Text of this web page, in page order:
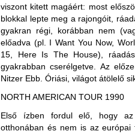
viszont kitett magáért: most
blokkal lepte meg a rajongóit,
gyakran régi, korábban nem
előadva (pl. I Want You Now,
15, Here Is The House),
gyakrabban cserélgetve. Az
Nitzer Ebb. Óriási, világot átölelő
NORTH AMERICAN TOUR 1990
Első ízben fordul elő, hogy
otthonában és nem is az európai